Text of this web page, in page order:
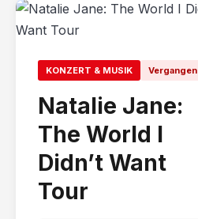
KONZERT & MUSIK Vergangen
Natalie Jane:
The World I
Didn’t Want
Tour